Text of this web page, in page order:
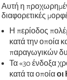
Αυτή η
διαφορετικές
Η περίοδος
κατά την οποία
παραγωγικών
Τα «30 ένδοξα
κατά τα οποίαοι